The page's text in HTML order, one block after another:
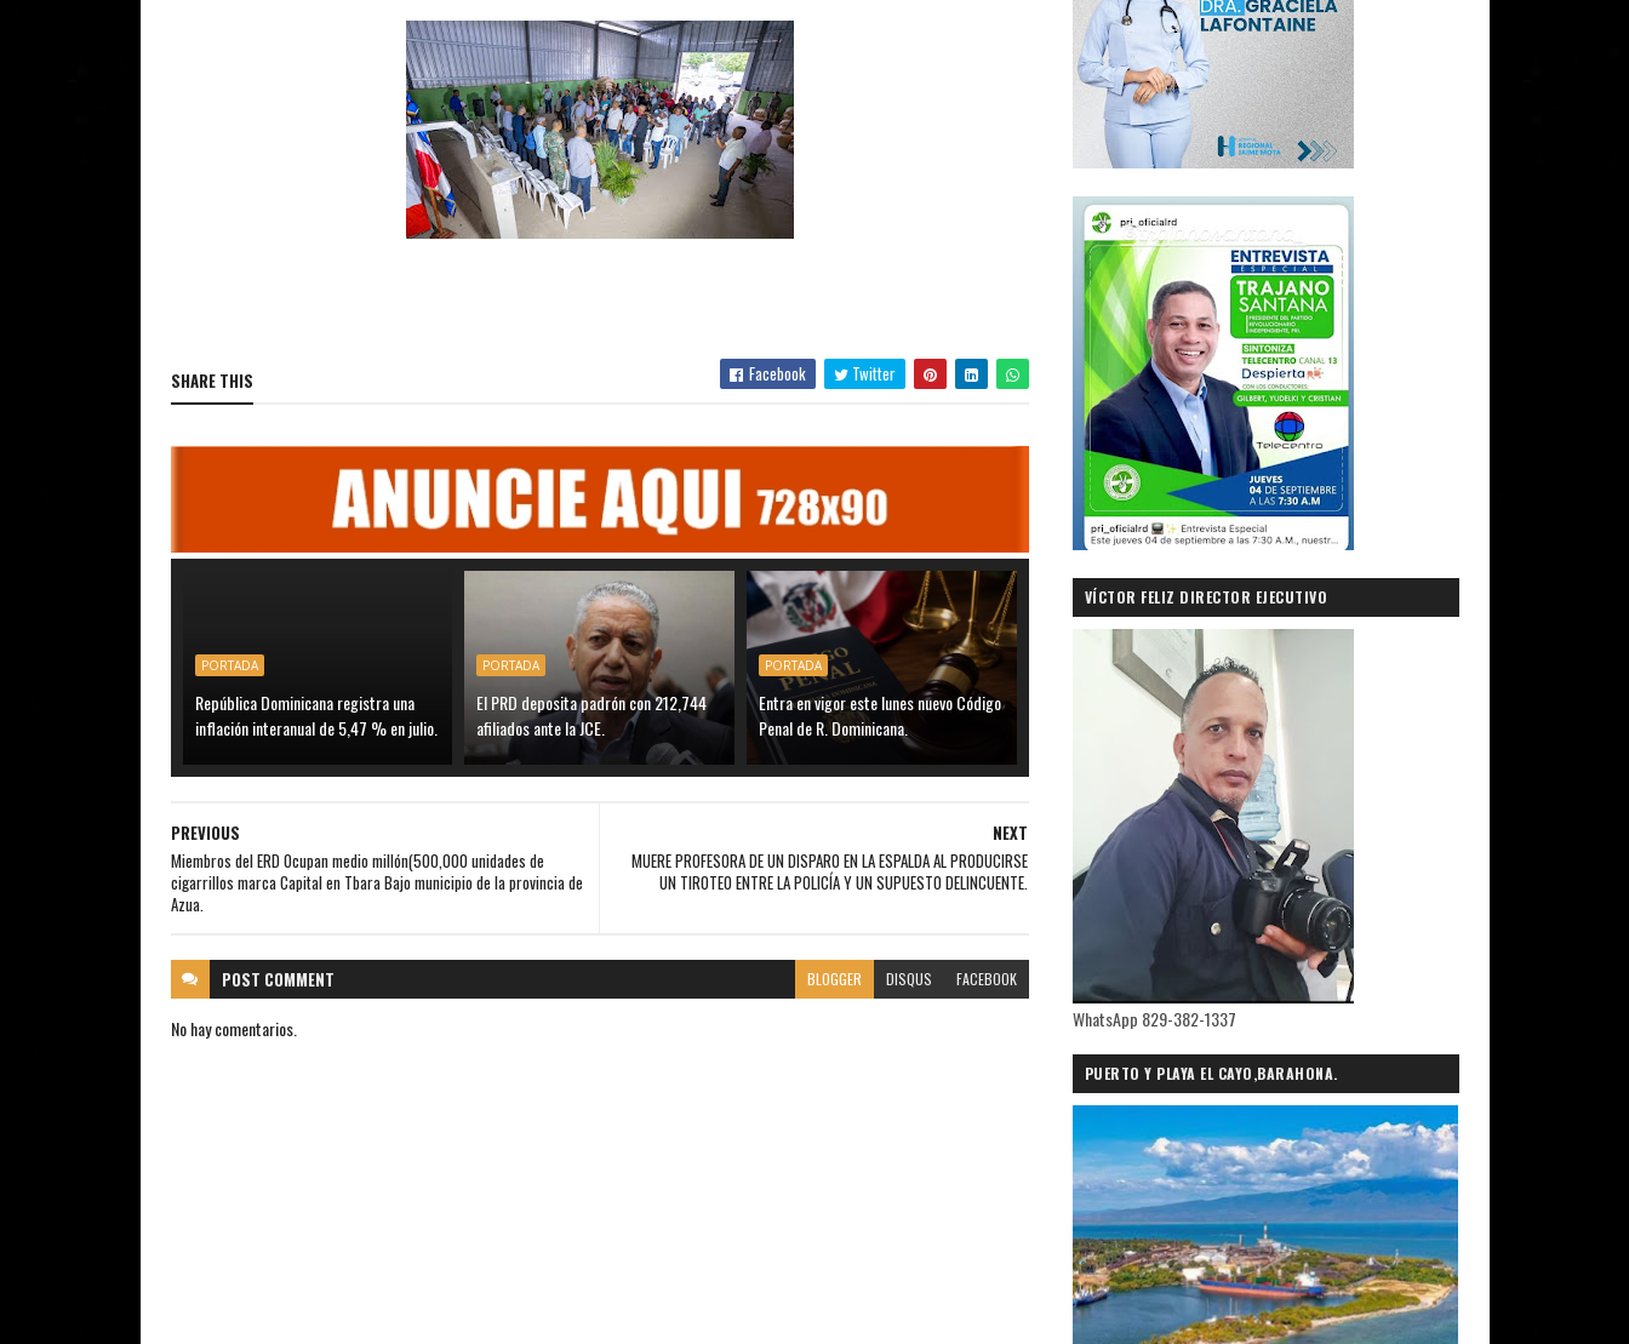
SHARE THIS Facebook Twitter
PORTADA
República Dominicana registra una
inflación interanual de 5,47 % en julio.
PORTADA
El PRD deposita padrón con 212,744
afiliados ante la JCE.
PORTADA
Entra en vigor este lunes nuevo Código
Penal de R. Dominicana.
NEXT
MUERE PROFESORA DE UN DISPAR0 EN LA ESPALDA AL PRODUCIRSE
UN TIROTEO ENTRE LA POLICÍA Y UN SUPUESTO DELINCUENTE.
PREVIOUS
Miembros del ERD Ocupan medio millón(500,000 unidades de
cigarrillos marca Capital en Tbara Bajo municipio de la provincia de
Azua.
POST COMMENT BLOGGER DISQUS FACEBOOK
No hay comentarios.
VÍCTOR FELIZ DIRECTOR EJECUTIVO
PRIMICIASDELSUR.COM
WhatsApp 829-382-1337
PUERTO Y PLAYA EL CAYO,BARAHONA.